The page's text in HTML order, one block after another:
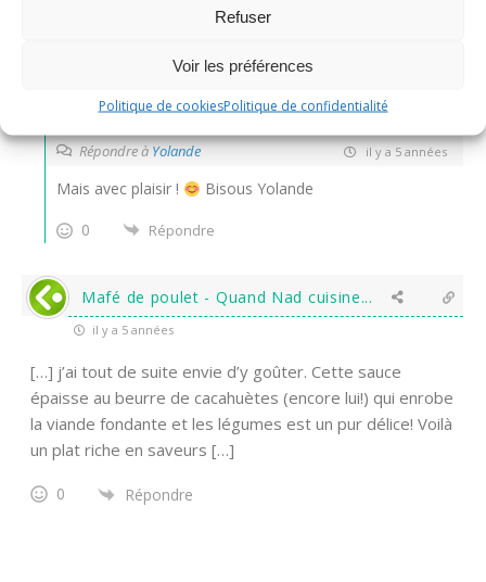
Refuser
Voir les préférences
Politique de cookiesPolitique de confidentialité
Nadine Administrateur
Répondre àYolande il y a 5 années
Mais avec plaisir !
Bisous Yolande
0
Répondre
Mafé de poulet - Quand Nad cuisine...
il y a 5 années
[…] j’ai tout de suite envie d’y goûter. Cette sauce
épaisse au beurre de cacahuètes (encore lui!) qui enrobe
la viande fondante et les légumes est un pur délice! Voilà
un plat riche en saveurs […]
0 Répondre